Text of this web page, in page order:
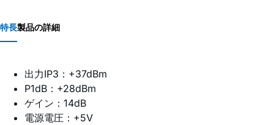
特長製品の詳細
出力IP3：+37dBm
P1dB：+28dBm
ゲイン：14dB
電源電圧：+5V